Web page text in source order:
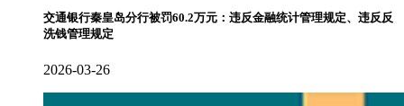
交通银行秦皇岛分行被罚60.2万元：违反金融统计管理规定、违反反
洗钱管理规定
2026-03-26